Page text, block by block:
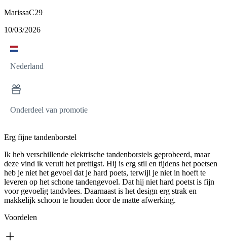
MarissaC29
10/03/2026
Nederland
Onderdeel van promotie
Erg fijne tandenborstel
Ik heb verschillende elektrische tandenborstels geprobeerd, maar
deze vind ik veruit het prettigst. Hij is erg stil en tijdens het poetsen
heb je niet het gevoel dat je hard poets, terwijl je niet in hoeft te
leveren op het schone tandengevoel. Dat hij niet hard poetst is fijn
voor gevoelig tandvlees. Daarnaast is het design erg strak en
makkelijk schoon te houden door de matte afwerking.
Voordelen